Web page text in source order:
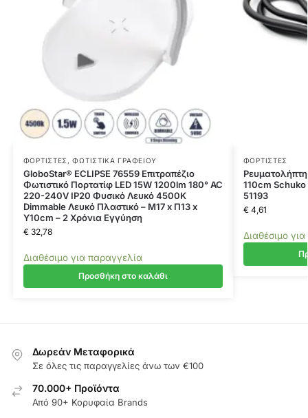
ΦΟΡΤΙΣΤΈΣ ,ΦΩΤΙΣΤΙΚΆ ΓΡΑΦΕΊΟΥ
GloboStar® ECLIPSE 76559 Επιτραπέζιο
Φωτιστικό Πορτατίφ LED 15W 1200lm 180° AC
220-240V IP20 Φυσικό Λευκό 4500K
Dimmable Λευκό Πλαστικό – Μ17 x Π13 x
Υ10cm – 2 Xρόνια Εγγύηση
€32,78
Διαθέσιμο για παραγγελία
Προσθήκη στο καλάθι
ΦΟΡΤΙΣΤΈΣ
110cm
51193
€4,61
Διαθέσιμο
Δωρεάν Μεταφορικά
Σε όλες τις παραγγελίες άνω των €100
70.000+ Προϊόντα
Από 90+ Κορυφαία Brands